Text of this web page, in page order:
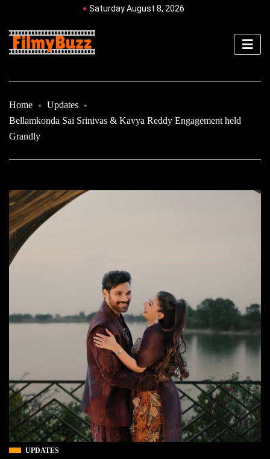
Saturday August 8, 2026
Home
Updates
Bellamkonda Sai Srinivas & Kavya Reddy Engagement held
Grandly
UPDATES